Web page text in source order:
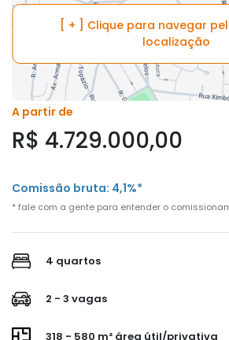
[ + ] Clique para navegar
localização
A partir de
R$ 4.729.000,00
Comissão bruta: 4,1%*
* fale com a gente para entender o
4 quartos
2 - 3 vagas
318 - 580 m² área útil/privativa